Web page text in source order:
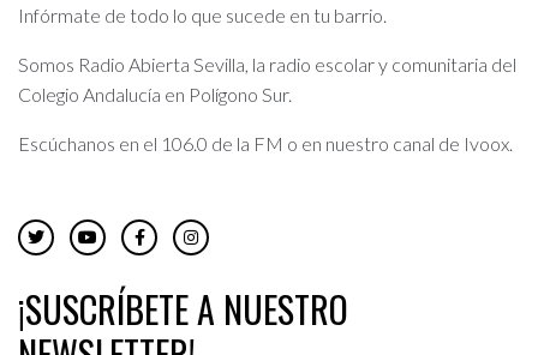
Infórmate de todo lo que sucede en tu barrio.
Somos Radio Abierta Sevilla, la radio escolar y comunitaria del
Colegio Andalucía en Polígono Sur.
Escúchanos en el 106.0 de la FM o en nuestro canal de Ivoox.
¡SUSCRÍBETE A NUESTRO